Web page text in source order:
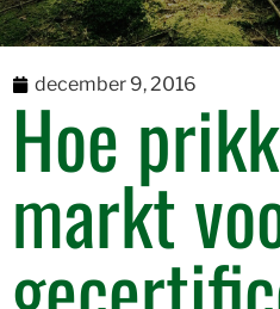
december 9, 2016
Hoe
markt